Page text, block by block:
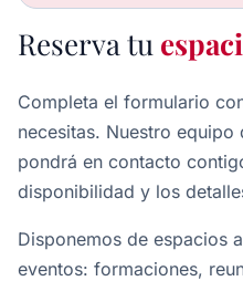
Reserva tu
Completa el formulario
necesitas. Nuestro
pondrá en contacto
disponibilidad y los
Disponemos de espacios
eventos: formaciones,